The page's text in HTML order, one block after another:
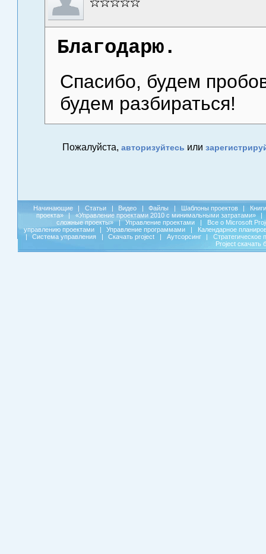
Благодарю.
Спасибо, будем
будем разбираться!
Пожалуйста, авторизуйтесь или
Начинающие | Статьи | Видео | Файлы | Шаблоны проектов |
Книги
проекта»
| «Управление проектами 2010 с минимальными затратами»
|
сложные проекты»
| Управление проектами |
Все о Microsoft
управлению проектами
| Управление программами |
Календарное
|
Система управления | Скачать project | Аутсорсинг |
Стратегическое
Project скачать